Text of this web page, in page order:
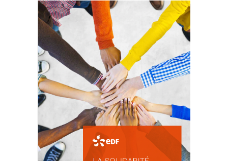
La prévention des conflits
d’intérêts
18 septembre 2023
FEUILLETER